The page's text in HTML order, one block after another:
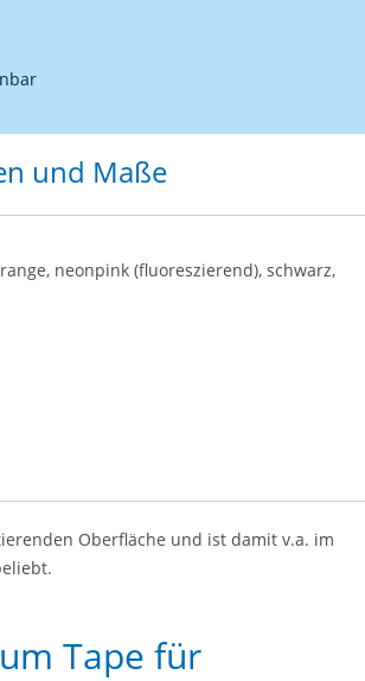
und Maße
neonpink (fluoreszierend), schwarz,
Oberfläche und ist damit v.a. im
Tape für